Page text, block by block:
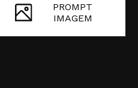
PROMPT
IMAGEM